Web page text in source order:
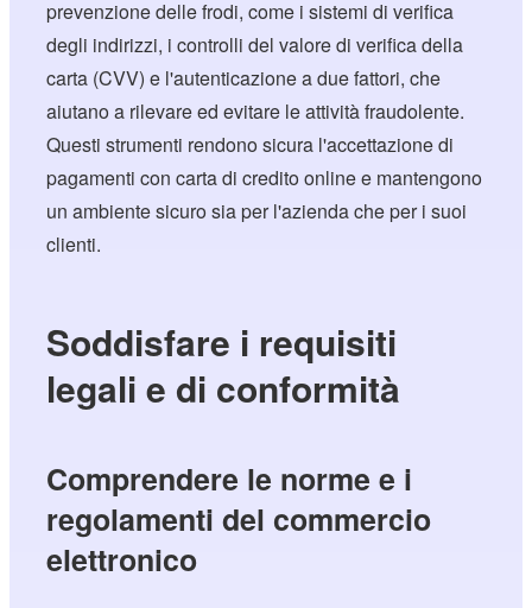
prevenzione delle frodi, come i sistemi di verifica
degli indirizzi, i controlli del valore di verifica della
carta (CVV) e l'autenticazione a due fattori, che
aiutano a rilevare ed evitare le attività fraudolente.
Questi strumenti rendono sicura l'accettazione di
pagamenti con carta di credito online e mantengono
un ambiente sicuro sia per l'azienda che per i suoi
clienti.
Soddisfare i requisiti
legali e di conformità
Comprendere le norme e i
regolamenti del commercio
elettronico